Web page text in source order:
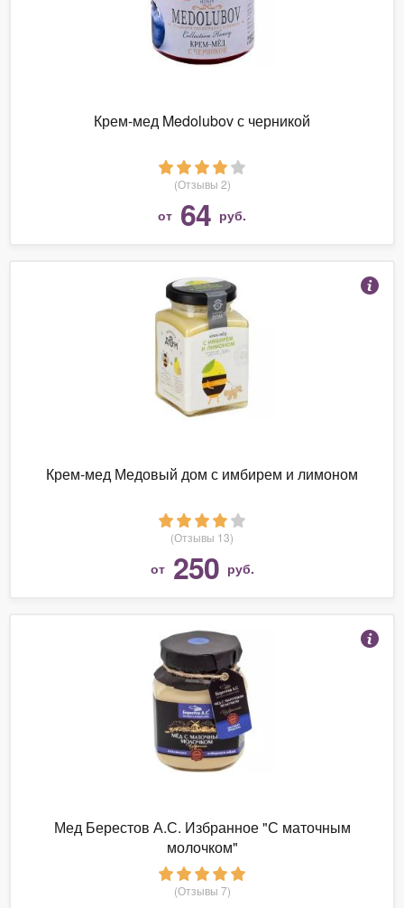
Крем-мед Medolubov с черникой
(Отзывы 2)
от 64 руб.
Крем-мед Медовый дом с имбирем и лимоном
(Отзывы 13)
от 250 руб.
Мед Берестов А.С. Избранное "С маточным
молочком"
(Отзывы 7)